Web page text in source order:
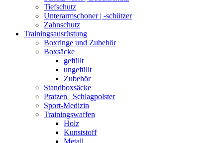
Tiefschutz
Unterarmschoner | -schützer
Zahnschutz
Trainingsausrüstung
Boxringe und Zubehör
Boxsäcke
gefüllt
ungefüllt
Zubehör
Standboxsäcke
Pratzen | Schlagpolster
Sport-Medizin
Trainingswaffen
Holz
Kunststoff
Metall